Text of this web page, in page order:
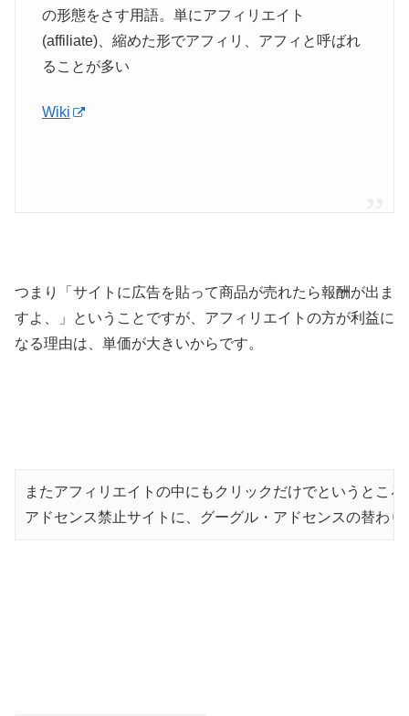
の形態をさす用語。単にアフィリエイト
(affiliate)、縮めた形でアフィリ、アフィと呼ばれ
ることが多い
Wiki
つまり「サイトに広告を貼って商品が売れたら報酬が出ま
すよ、」ということですが、アフィリエイトの方が利益に
なる理由は、単価が大きいからです。
またアフィリエイトの中にもクリックだけでというとこ
アドセンス禁止サイトに、グーグル・アドセンスの替わ